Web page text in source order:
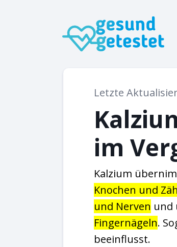
Letzte
im
Kalzium
Knochen und
und Nerven und
Fingernägeln.
beeinflusst.